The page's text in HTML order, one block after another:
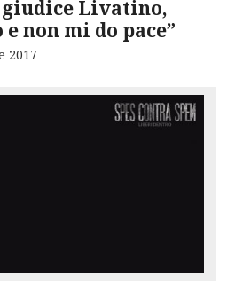
giudice Livatino,
non mi do pace”
2017